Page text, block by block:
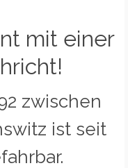
mit einer
zwischen
ist seit